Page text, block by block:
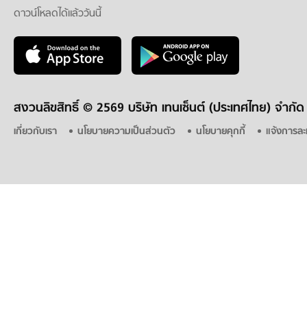
ดาวน์โหลดได้แล้ววันนี้
สงวนลิขสิทธิ์ © 2569 บริษัท เทนเซ็นต์ (ประเทศไทย) จำกัด
เกี่ยวกับเรา นโยบายความเป็นส่วนตัว นโยบายคุกกี้ แจ้งการล